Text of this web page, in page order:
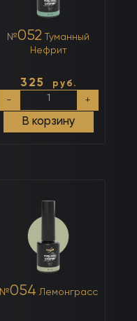
№052 Туманный
Нефрит
325 руб.
Количество
№052
- +
В корзину
№054 Лемонграсс